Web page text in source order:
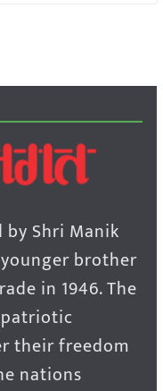
by Shri Manik
brother
in 1946. The
their freedom
nations